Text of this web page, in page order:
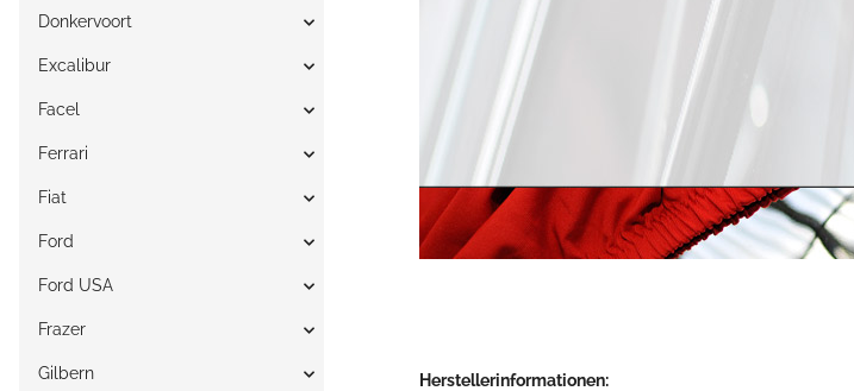
Herstellerinformationen:
Donkervoort
Excalibur
Facel
Ferrari
Fiat
Ford
Ford USA
Frazer
Gilbern